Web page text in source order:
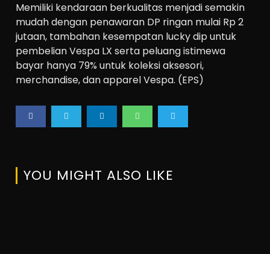
Memiliki kendaraan berkualitas menjadi semakin
mudah dengan penawaran DP ringan mulai Rp 2
jutaan, tambahan kesempatan lucky dip untuk
pembelian Vespa LX serta peluang istimewa
bayar hanya 79% untuk koleksi aksesori,
merchandise, dan apparel Vespa. (EPS)
YOU MIGHT ALSO LIKE